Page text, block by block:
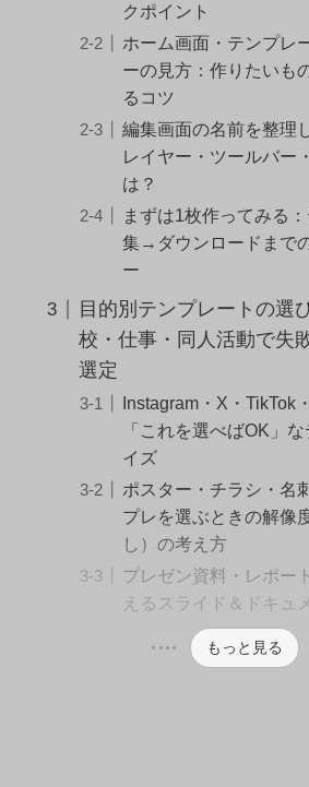
クポイント
ホーム画面・テンプレ
ーの見方：作りたいも
るコツ
編集画面の名前を整理
レイヤー・ツールバー
は？
まずは1枚作ってみる
集→ダウンロードまで
ー
目的別テンプレートの選
校・仕事・同人活動で失
選定
Instagram・X・TikTok
「これを選べばOK」
イズ
ポスター・チラシ・名
プレを選ぶときの解像
し）の考え方
プレゼン資料・レポー
えるスライド＆ドキュ
もっと見る